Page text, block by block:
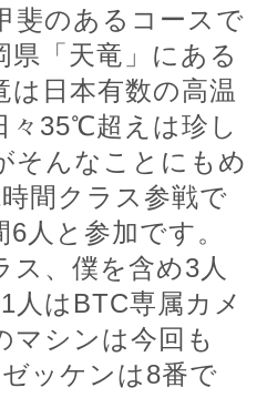
斐のあるコースで
「天竜」にある
は日本有数の高温
々35℃超えは珍し
そんなことにもめ
間クラス参戦で
人と参加です。
ス、僕を含め3人
人はBTC専属カメ
マシンは今回も
ッケンは8番で